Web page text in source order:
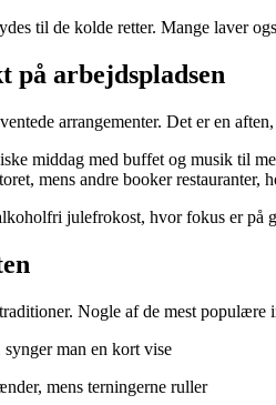
til de kolde retter. Mange laver
på arbejdspladsen
arrangementer. Det er en
middag med buffet og musik til
mens andre booker
julefrokost, hvor fokus er
Nogle af de mest populære
man en kort vise
mens terningerne ruller